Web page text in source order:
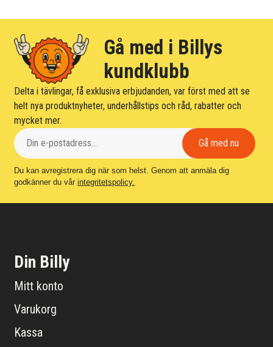
Gå med i Billys
kundklubb
Delta i tävlingar, få exklusiva erbjudanden, var först med att se
helt nya produktnyheter, underhållstips och råd, rabatter och
mycket mer.
Du kan avregistrera dig när som helst. Genom att anmäla dig
godkänner du vårintegritetspolicy.
Din Billy
Mitt konto
Varukorg
Kassa